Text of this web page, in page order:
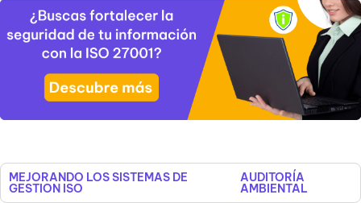
MEJORANDO LOS SISTEMAS DE
GESTION ISO
AUDITORÍA
AMBIENTAL